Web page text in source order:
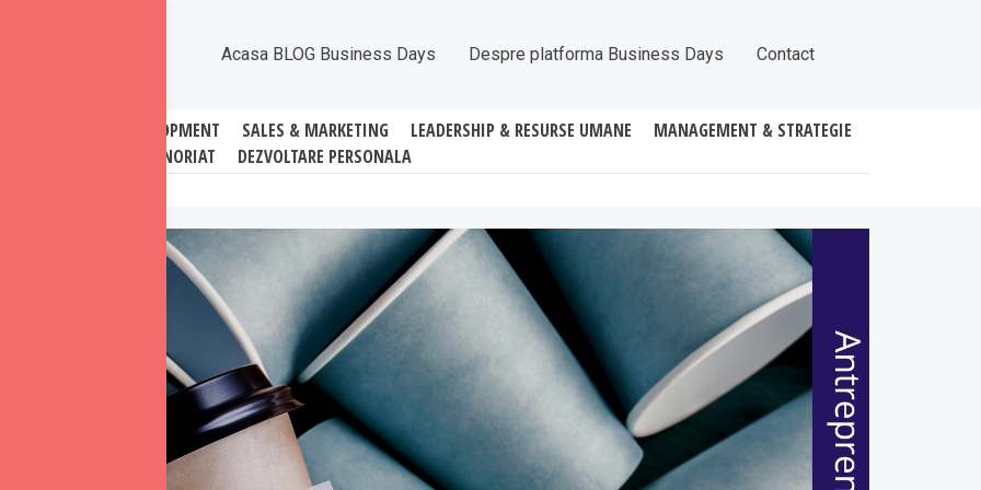
Acasa BLOG Business Days Despre platforma Business Days Contact
BUSINESS DEVELOPMENT SALES & MARKETING LEADERSHIP & RESURSE UMANE
MANAGEMENT & STRATEGIE
ANTREPRENORIAT
DEZVOLTARE PERSONALA